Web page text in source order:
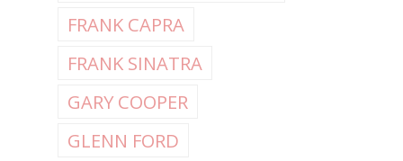
FRANK CAPRA
FRANK SINATRA
GARY COOPER
GLENN FORD